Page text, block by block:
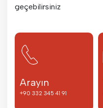
geçebilirsiniz
Arayın
+90 332 345 41 91